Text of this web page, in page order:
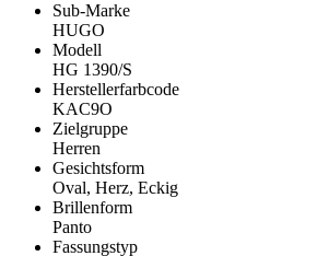
Sub-Marke
HUGO
Modell
HG 1390/S
Herstellerfarbcode
KAC9O
Zielgruppe
Herren
Gesichtsform
Oval, Herz, Eckig
Brillenform
Panto
Fassungstyp